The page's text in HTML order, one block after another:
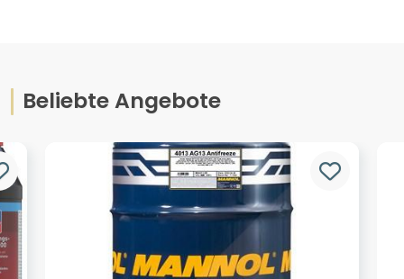
Beliebte Angebote